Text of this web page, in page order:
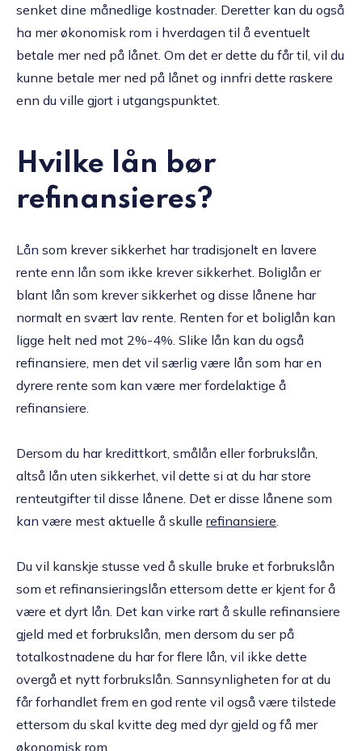
senket dine månedlige kostnader. Deretter kan du også
ha mer økonomisk rom i hverdagen til å eventuelt
betale mer ned på lånet. Om det er dette du får til, vil du
kunne betale mer ned på lånet og innfri dette raskere
enn du ville gjort i utgangspunktet.
Hvilke lån bør
refinansieres?
Lån som krever sikkerhet har tradisjonelt en lavere
rente enn lån som ikke krever sikkerhet. Boliglån er
blant lån som krever sikkerhet og disse lånene har
normalt en svært lav rente. Renten for et boliglån kan
ligge helt ned mot 2%-4%. Slike lån kan du også
refinansiere, men det vil særlig være lån som har en
dyrere rente som kan være mer fordelaktige å
refinansiere.
Dersom du har kredittkort, smålån eller forbrukslån,
altså lån uten sikkerhet, vil dette si at du har store
renteutgifter til disse lånene. Det er disse lånene som
kan være mest aktuelle å skulle refinansiere
Du vil kanskje stusse ved å skulle bruke et forbrukslån
som et refinansieringslån ettersom dette er kjent for å
være et dyrt lån. Det kan virke rart å skulle refinansiere
gjeld med et forbrukslån, men dersom du ser på
totalkostnadene du har for flere lån, vil ikke dette
overgå et nytt forbrukslån. Sannsynligheten for at du
får forhandlet frem en god rente vil også være tilstede
ettersom du skal kvitte deg med dyr gjeld og få mer
økonomisk rom.